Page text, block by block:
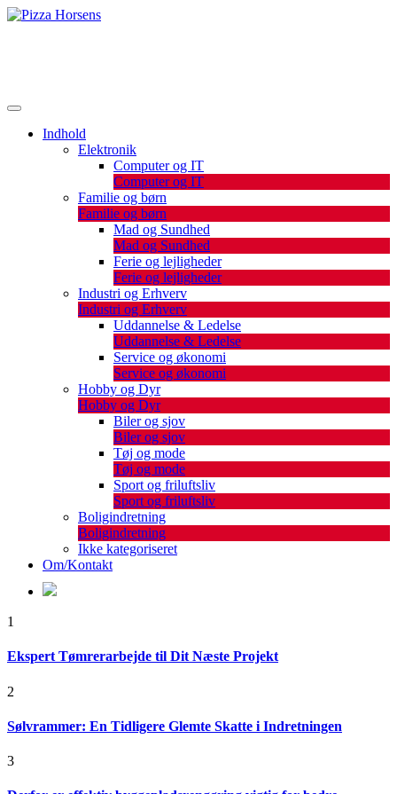
Skip
Indhold
Elektronik
Computer og IT
Computer og IT
Familie og børn
Familie og børn
Mad og Sundhed
Mad og Sundhed
Ferie og lejligheder
Ferie og lejligheder
Industri og Erhverv
Industri og Erhverv
Uddannelse & Ledelse
Uddannelse & Ledelse
Service og økonomi
Service og økonomi
Hobby og Dyr
Hobby og Dyr
Biler og sjov
Biler og sjov
Tøj og mode
Tøj og mode
Sport og friluftsliv
Sport og friluftsliv
Boligindretning
Boligindretning
Ikke kategoriseret
Om/Kontakt
1
Ekspert Tømrerarbejde til Dit Næste Projekt
2
Sølvrammer: En Tidligere Glemte Skatte i Indretningen
3